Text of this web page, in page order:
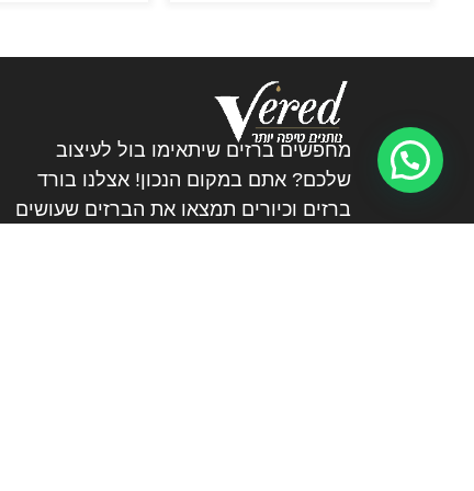
מחפשים ברזים שיתאימו בול לעיצוב
שלכם? אתם במקום הנכון! אצלנו בורד
ברזים וכיורים תמצאו את הברזים שעושים